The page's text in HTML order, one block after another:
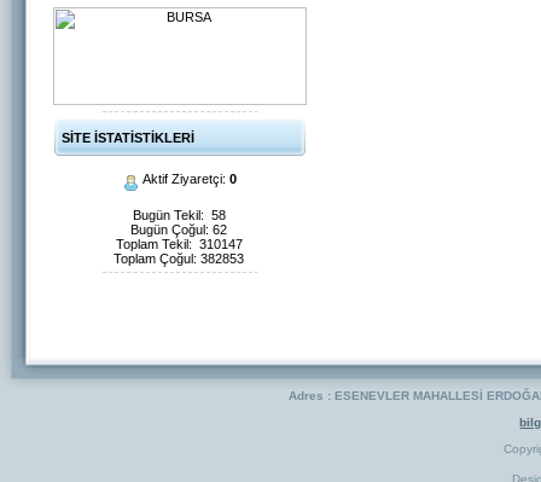
SİTE İSTATİSTİKLERİ
Aktif Ziyaretçi:0
Bugün Tekil: 58
Bugün Çoğul: 62
Toplam Tekil: 310147
Toplam Çoğul: 382853
Adres : ESENEVLER MAHALLESİ